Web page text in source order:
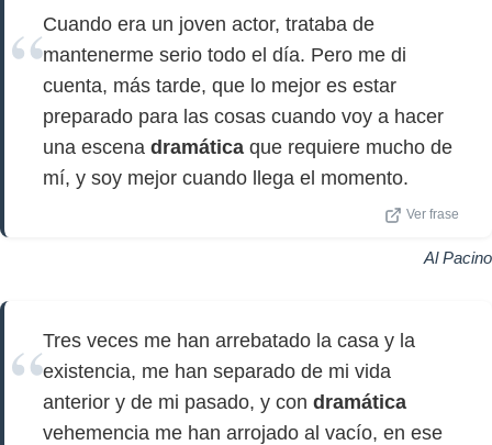
Cuando era un joven actor, trataba de
mantenerme serio todo el día. Pero me di
cuenta, más tarde, que lo mejor es estar
preparado para las cosas cuando voy a hacer
una escena dramática que requiere mucho de
mí, y soy mejor cuando llega el momento.
Ver frase
Al Pacino
Tres veces me han arrebatado la casa y la
existencia, me han separado de mi vida
anterior y de mi pasado, y con dramática
vehemencia me han arrojado al vacío, en ese